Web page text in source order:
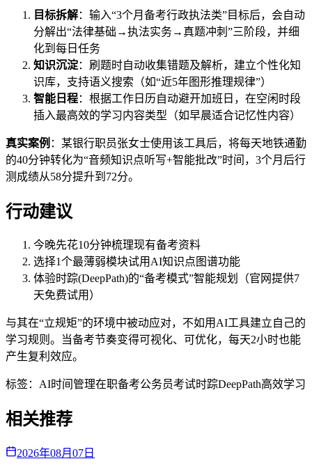
目标拆解：输入“3个月备考行政执法类”目标后，会自动
分解出“法律基础→执法实务→真题冲刺”三阶段，并细
化到每日任务
知识沉淀：刷题时自动收集错题及解析，建立个性化知
识库，支持语义搜索（如“近5年图形推理规律”）
智能日程：根据工作日历自动避开加班日，在空闲时段
插入最高效的学习内容类型（如早晨适合记忆性内容）
真实案例 ：某银行职员张女士使用该工具后，将每天地铁通勤
的40分钟转化为“音频知识点听写+智能批改”时间，3个月后行
测成绩从58分提升到72分。
行动建议
今晚先花10分钟梳理现有备考资料
选择1个最薄弱模块试用AI知识点图谱功能
体验时踪(DeepPath)的“备考模式”智能规划（官网提供7
天免费试用）
与其在“立规矩”的环境中被动应对，不如用AI工具建立自己的
学习规则。当备考节奏变得可视化、可优化，每天2小时也能
产生复利效应。
标签： AI时间管理在职备考公务员考试时踪DeepPath高效学习
相关推荐
2026年08月07日